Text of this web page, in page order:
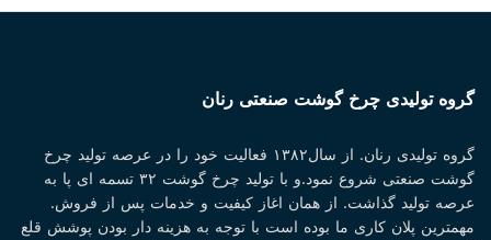
گروه تولیدی چرخ گوشت صنعتی رنان
گروه تولیدی رنان. از سال۱۳۸۲ فعالیت خود را در عرصه تولید چرخ
گوشت صنعتی شروع نمود.و با تولید چرخ گوشت ۳۲ تسمه ای پا به
عرصه تولید گذاشت. از همان اغاز کیفیت و خدمات پس از فروش.
مهمترین پلان کاری ما بوده است با توجه به هزینه دار بودن پوشش قلع